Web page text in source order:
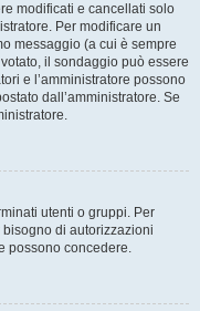
modificati e cancellati solo
Per modificare un
messaggio (a cui è sempre
il sondaggio può essere
e l’amministratore possono
dall’amministratore. Se
utenti o gruppi. Per
bisogno di autorizzazioni
possono concedere.